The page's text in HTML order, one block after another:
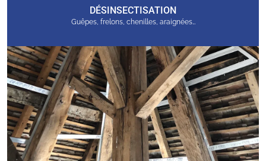
DÉSINSECTISATION
Guêpes, frelons, chenilles, araignées…